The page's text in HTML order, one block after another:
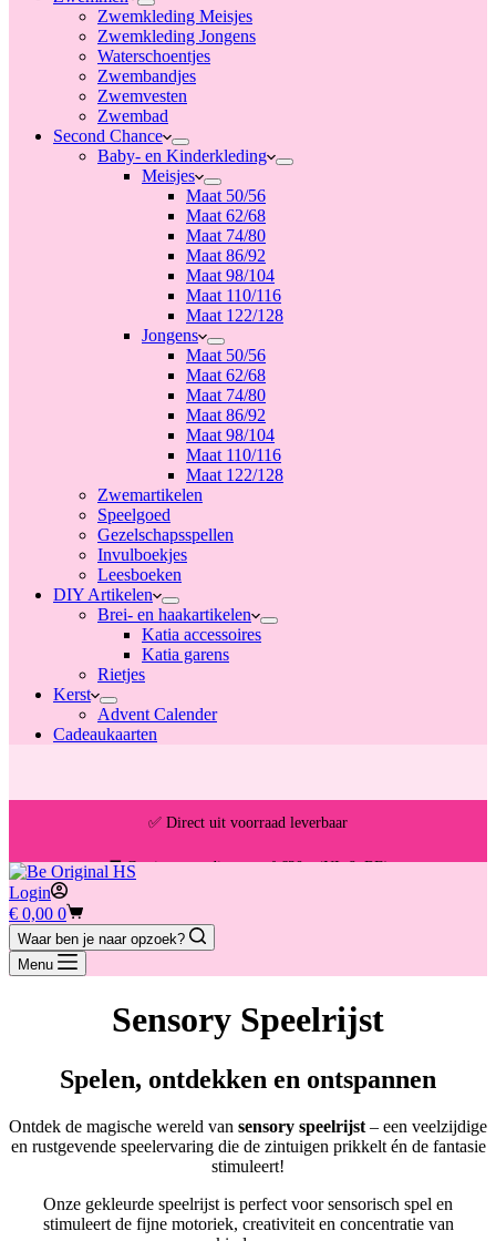
Zwemkleding Meisjes
Zwemkleding Jongens
Waterschoentjes
Zwembandjes
Zwemvesten
Zwembad
Second Chance
Baby- en Kinderkleding
Meisjes
Maat 50/56
Maat 62/68
Maat 74/80
Maat 86/92
Maat 98/104
Maat 110/116
Maat 122/128
Jongens
Maat 50/56
Maat 62/68
Maat 74/80
Maat 86/92
Maat 98/104
Maat 110/116
Maat 122/128
Zwemartikelen
Speelgoed
Gezelschapsspellen
Invulboekjes
Leesboeken
DIY Artikelen
Brei- en haakartikelen
Katia accessoires
Katia garens
Rietjes
Kerst
Advent Calender
Cadeaukaarten
✅ Direct uit voorraad leverbaar
🚚 Gratis verzending vanaf €30,- (NL & BE)
Login
Winkelwagen
€ 0,00 0
Waar ben je naar opzoek?
Menu
Sensory Speelrijst
Spelen, ontdekken en ontspannen
Ontdek de magische wereld van sensory speelrijst – een veelzijdige
en rustgevende speelervaring die de zintuigen prikkelt én de fantasie
stimuleert!
Onze gekleurde speelrijst is perfect voor sensorisch spel en
stimuleert de fijne motoriek, creativiteit en concentratie van